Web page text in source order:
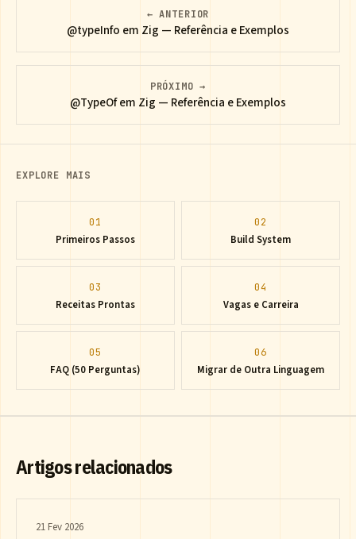
← ANTERIOR
@typeInfo em Zig — Referência e Exemplos
PRÓXIMO →
@TypeOf em Zig — Referência e Exemplos
EXPLORE MAIS
01
Primeiros Passos
02
Build System
03
Receitas Prontas
04
Vagas e Carreira
05
FAQ (50 Perguntas)
06
Migrar de Outra Linguagem
Artigos relacionados
21 Fev 2026